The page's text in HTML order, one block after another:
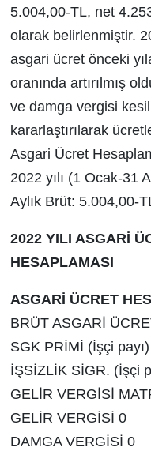
5.004,00-TL, net
olarak belirlenmiştir.
asgari ücret önceki
oranında artırılmış
ve damga vergisi
kararlaştırılarak
Asgari Ücret
2022 yılı (1 Ocak-31
Aylık Brüt: 5.004,00-
2022 YILI ASGARİ
HESAPLAMASI
ASGARİ ÜCRET
BRÜT ASGARİ
SGK PRİMİ (İşçi
İŞSİZLİK SİGR. (İşçi
GELİR VERGİSİ
GELİR VERGİSİ 0
DAMGA VERGİSİ 0